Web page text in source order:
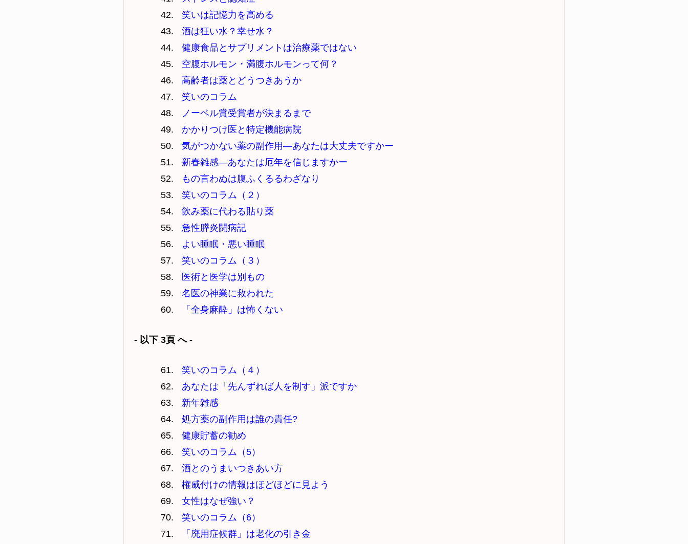
笑いは記憶力を高める
酒は狂い水？幸せ水？
健康食品とサプリメントは治療薬ではない
空腹ホルモン・満腹ホルモンって何？
高齢者は薬とどうつきあうか
笑いのコラム
ノーベル賞受賞者が決まるまで
かかりつけ医と特定機能病院
気がつかない薬の副作用—あなたは大丈夫ですかー
新春雑感—あなたは厄年を信じますかー
もの言わぬは腹ふくるるわざなり
笑いのコラム（２）
飲み薬に代わる貼り薬
急性膵炎闘病記
よい睡眠・悪い睡眠
笑いのコラム（３）
医術と医学は別もの
名医の神業に救われた
「全身麻酔」は怖くない
- 以下 3頁 へ -
笑いのコラム（４）
あなたは「先んずれば人を制す」派ですか
新年雑感
処方薬の副作用は誰の責任?
健康貯蓄の勧め
笑いのコラム（5）
酒とのうまいつきあい方
権威付けの情報はほどほどに見よう
女性はなぜ強い？
笑いのコラム（6）
「廃用症候群」は老化の引き金